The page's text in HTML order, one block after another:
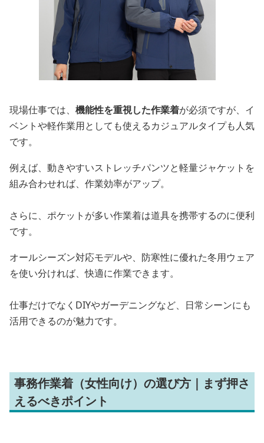
現場仕事では、 機能性を重視した作業着が必須ですが、イ
ベントや軽作業用としても使えるカジュアルタイプも人気
です。
例えば、動きやすいストレッチパンツと軽量ジャケットを
組み合わせれば、作業効率がアップ。
さらに、ポケットが多い作業着は道具を携帯するのに便利
です。
オールシーズン対応モデルや、防寒性に優れた冬用ウェア
を使い分ければ、快適に作業できます。
仕事だけでなくDIYやガーデニングなど、日常シーンにも
活用できるのが魅力です。
事務作業着（女性向け）の選び方｜まず押さ
えるべきポイント